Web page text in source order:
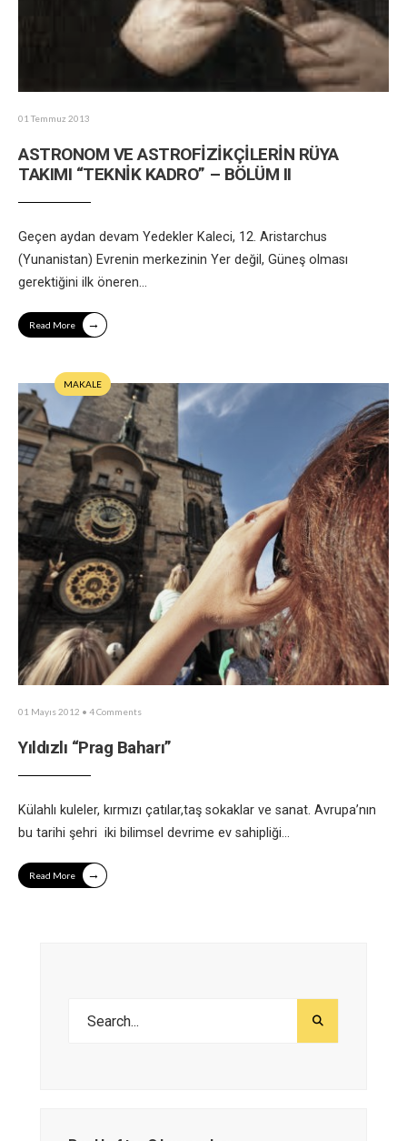
01 Temmuz 2013
ASTRONOM VE ASTROFİZİKÇİLERİN RÜYA
TAKIMI “TEKNİK KADRO” – BÖLÜM II
Geçen aydan devam Yedekler Kaleci, 12. Aristarchus
(Yunanistan) Evrenin merkezinin Yer değil, Güneş olması
gerektiğini ilk öneren...
Read More →
MAKALE
01 Mayıs 2012 • 4 Comments
Yıldızlı “Prag Baharı”
Külahlı kuleler, kırmızı çatılar,taş sokaklar ve sanat. Avrupa’nın
bu tarihi şehri iki bilimsel devrime ev sahipliği...
Read More →